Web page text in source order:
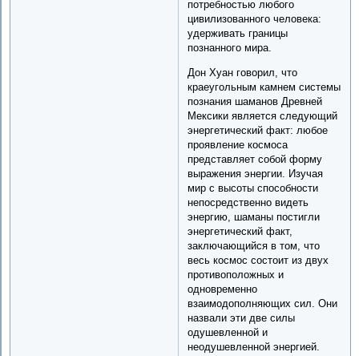
потребностью любого
цивилизованного человека:
удерживать границы
познанного мира.
Дон Хуан говорил, что
краеугольным камнем системы
познания шаманов Древней
Мексики является следующий
энергетический факт: любое
проявление космоса
представляет собой форму
выражения энергии. Изучая
мир с высоты способности
непосредственно видеть
энергию, шаманы постигли
энергетический факт,
заключающийся в том, что
весь космос состоит из двух
противоположных и
одновременно
взаимодополняющих сил. Они
назвали эти две силы
одушевленной и
неодушевленной энергией.